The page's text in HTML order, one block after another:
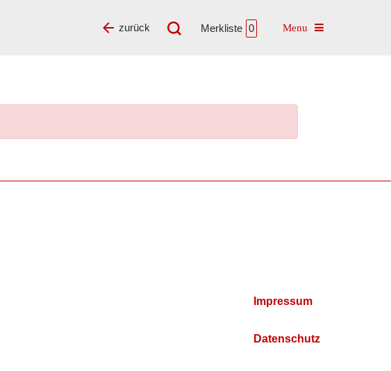
Merkliste 0 Toggle navigation
zurück
Impressum
Datenschutz